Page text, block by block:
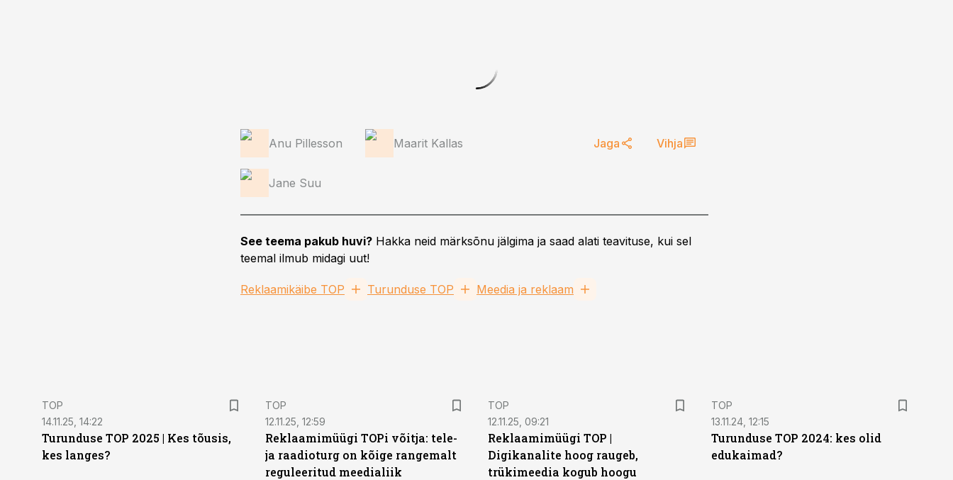
Anu Pillesson Maarit Kallas
Jane Suu
Jaga Vihja
See teema pakub huvi? Hakka neid märksõnu jälgima ja saad alati teavituse, kui sel
teemal ilmub midagi uut!
Reklaamikäibe TOP Turunduse TOP Meedia ja reklaam
TOP
14.11.25, 14:22
Turunduse TOP 2025 | Kes tõusis,
kes langes?
TOP
12.11.25, 12:59
Reklaamimüügi TOPi võitja: tele-
ja raadioturg on kõige rangemalt
reguleeritud meedialiik
TOP
12.11.25, 09:21
Reklaamimüügi TOP |
Digikanalite hoog raugeb,
trükimeedia kogub hoogu
TOP
13.11.24, 12:15
Turunduse TOP 2024: kes olid
edukaimad?